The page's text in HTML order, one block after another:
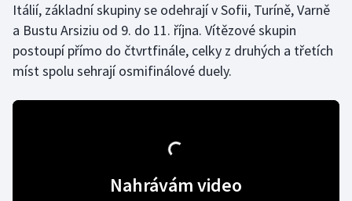
Ragby
Rychlobruslení
Rychlostní kanoistika
Itálií, základní skupiny se odehrají v Sofii, Turíně, Varně
a Bustu Arsiziu od 9. do 11. října. Vítězové skupin
postoupí přímo do čtvrtfinále, celky z druhých a třetích
míst spolu sehrají osmifinálové duely.
Nahrávám video